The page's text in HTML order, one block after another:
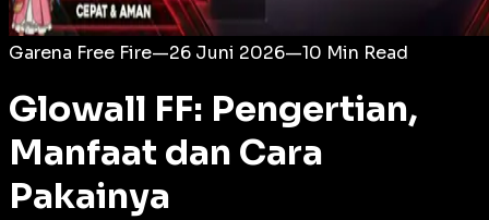
Garena Free Fire—26 Juni 2026—10 Min Read
Glowall FF: Pengertian,
Manfaat dan Cara
Pakainya